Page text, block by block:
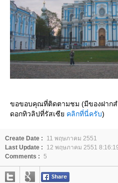
ขอขอบคุณที่ติดตามชม (มีของฝากส
ดอกทิวลิปที่รัสเซี คลิกที่นี่ครับ)
Create Date :
11 พฤษภาคม 2551
Last Update :
12 พฤษภาคม 2551
Comments : 5